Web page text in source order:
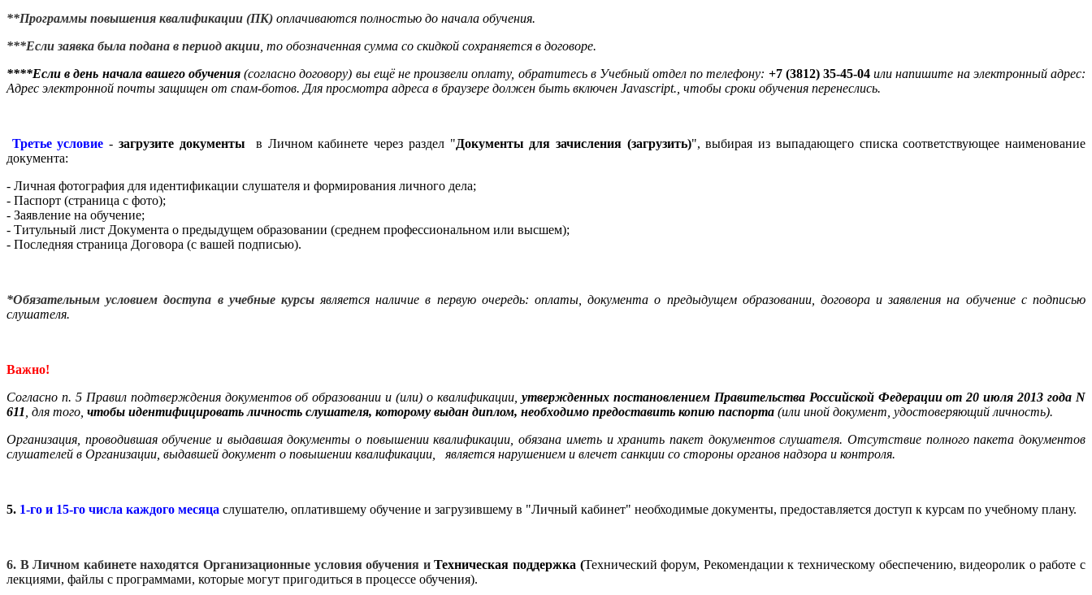
**Программы повышения квалификации (ПК) оплачиваются полностью до начала обучения.
***Если заявка была подана в период акции , то обозначенная сумма со скидкой сохраняется в договоре.
****Если в день начала вашего обучения(согласно договору) вы ещё не произвели оплату, обратитесь в Учебный отдел по телефону: +7 (3812) 35-45-04 или напишите на электронный адрес:
Адрес электронной почты защищен от спам-ботов. Для просмотра адреса в браузере должен быть включен Javascript. , чтобы сроки обучения перенеслись.
Третье условие - загрузите документы в Личном кабинете через раздел "Документы для зачисления (загрузить)", выбирая из выпадающего списка соответствующее наименование
документа:
- Личная фотография для идентификации слушателя и формирования личного дела;
- Паспорт (страница с фото);
- Заявление на обучение;
- Титульный лист Документа о предыдущем образовании (среднем профессиональном или высшем);
- Последняя страница Договора (с вашей подписью).
*Обязательным условием доступа в учебные курсыявляется наличие в первую очередь: оплаты,документа о предыдущем образовании, договора и заявления на обучение с подписью
слушателя.
Важно!
Согласно п. 5 Правил подтверждения документов об образовании и (или) о квалификации, утвержденных постановлением Правительства Российской Федерации от 20 июля 2013 года N
611 , для того, чтобы идентифицировать личность слушателя, которому выдан диплом, необходимо предоставить копию паспорта (или иной документ, удостоверяющий личность).
Организация, проводившая обучение и выдавшая документы о повышении квалификации, обязана иметь и хранить пакет документов слушателя. Отсутствие полного пакета документов
слушателей в Организации, выдавшей документ о повышении квалификации, является нарушением и влечет санкции со стороны органов надзора и контроля.
5. 1-го и 15-го числа каждого месяца слушателю, оплатившему обучение и загрузившему в "Личный кабинет" необходимые документы, предоставляется доступ к курсам по учебному плану.
6. В Личном кабинете находятся Организационные условия обучения иТехническая поддержка (Технический форум, Рекомендации к техническому обеспечению, видеоролик о работе с
лекциями, файлы с программами, которые могут пригодиться в процессе обучения).